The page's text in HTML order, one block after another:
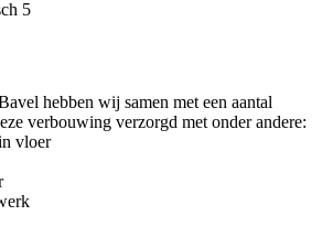
hebben wij samen met een aantal
verbouwing verzorgd met onder andere:
vloer